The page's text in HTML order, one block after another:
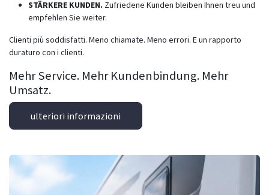
STÄRKERE KUNDEN. Zufriedene Kunden bleiben Ihnen treu und
empfehlen Sie weiter.
Clienti più soddisfatti. Meno chiamate. Meno errori. E un rapporto
duraturo con i clienti.
Mehr Service. Mehr Kundenbindung. Mehr
Umsatz.
ulteriori informazioni